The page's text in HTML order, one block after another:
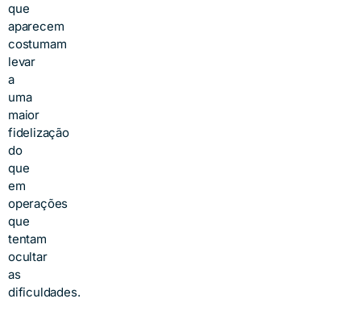
que
aparecem
costumam
levar
a
uma
maior
fidelização
do
que
em
operações
que
tentam
ocultar
as
dificuldades.